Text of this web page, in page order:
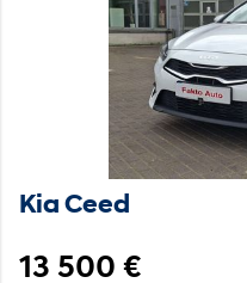
Kia Ceed
13 500 €